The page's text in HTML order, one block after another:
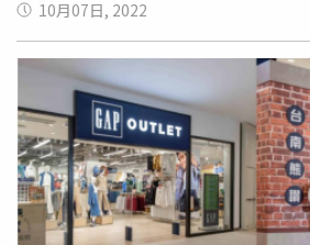
起。除了禮盒設計，春節系列亦包含
子餅乾」、「茉莉茶香奶霜夾心」、
蘋果餅乾茶包等豐富內容物，滿足各
（https://reurl.cc/GE8r3W）。
地口音，在警察局（借城隍廟辦公）
發，蔡家的養女住南門，在土地公宮
戳戳樂的生意，不知何時遷台，
精神科醫師許正典曾表示，林罔腰醒
形，當人受到到極大創傷，不想跟痛
會創造出新的身分、記憶，這種「多
格」的解離，在過去醫學不發達時，
林女自認是少女朱秀華，而真有朱秀
成能讀、能寫、還懂會計，這就超過
10月07日, 2022